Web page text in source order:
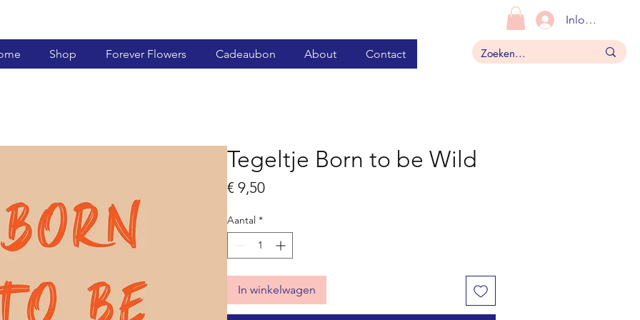
Shop Forever Flowers Cadeaubon About Contact
Inloggen
Tegeltje Born to be Wild
€ 9,50Prijs
Aantal *
In winkelwagen